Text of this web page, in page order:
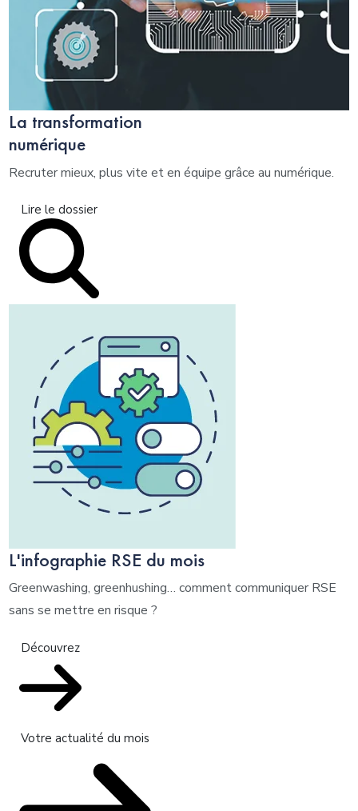
La transformation
numérique
Recruter mieux, plus vite et en équipe grâce au numérique.
Lire le dossier
L'infographie RSE du mois
Greenwashing, greenhushing… comment communiquer RSE
sans se mettre en risque ?
Découvrez
Votre actualité du mois